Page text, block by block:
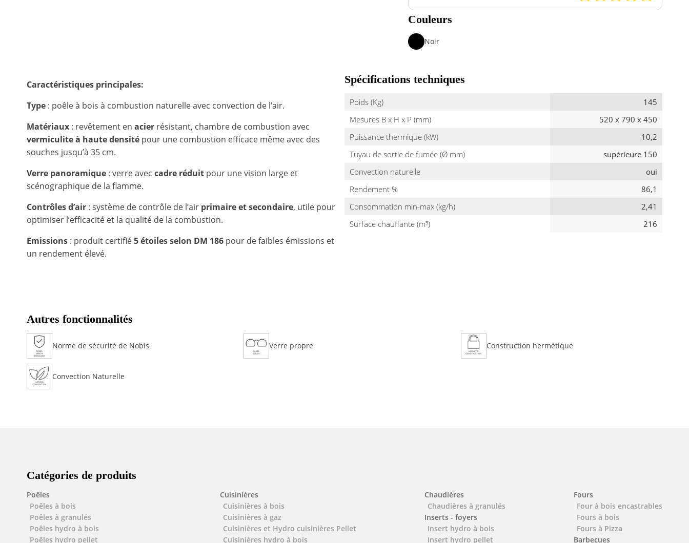
Couleurs
Noir
Caractéristiques principales:
Type : poêle à bois à combustion naturelle avec convection de l’air.
Matériaux : revêtement en acier résistant, chambre de combustion avec
vermiculite à haute densité pour une combustion efficace même avec des
souches jusqu’à 35 cm.
Verre panoramique : verre avec cadre réduit pour une vision large et
scénographique de la flamme.
Contrôles d’air : système de contrôle de l’air primaire et secondaire, utile pour
optimiser l’efficacité et la qualité de la combustion.
Emissions : produit certifié5 étoiles selon DM 186 pour de faibles émissions et
un rendement élevé.
Spécifications techniques
Poids (Kg)
145
Mesures B x H x P (mm)
520 x 790 x 450
Puissance thermique (kW)
10,2
Tuyau de sortie de fumée (Ø mm)
supérieure 150
Convection naturelle
oui
Rendement %
86,1
Consommation min-max (kg/h)
2,41
Surface chauffante (m³)
216
Autres fonctionnalités
Norme de sécurité de Nobis Verre propre Construction hermétique
Convection Naturelle
Catégories de produits
Poêles
Poêles à bois
Poêles à granulés
Poêles hydro à bois
Poêles hydro pellet
Cuisinières
Cuisinières à bois
Cuisinières à gaz
Cuisinières et Hydro cuisinières Pellet
Cuisinières hydro à bois
Chaudières
Chaudières à granulés
Inserts - foyers
Insert hydro à bois
Insert hydro pellet
Fours
Four à bois encastrables
Fours à bois
Fours à Pizza
Barbecues